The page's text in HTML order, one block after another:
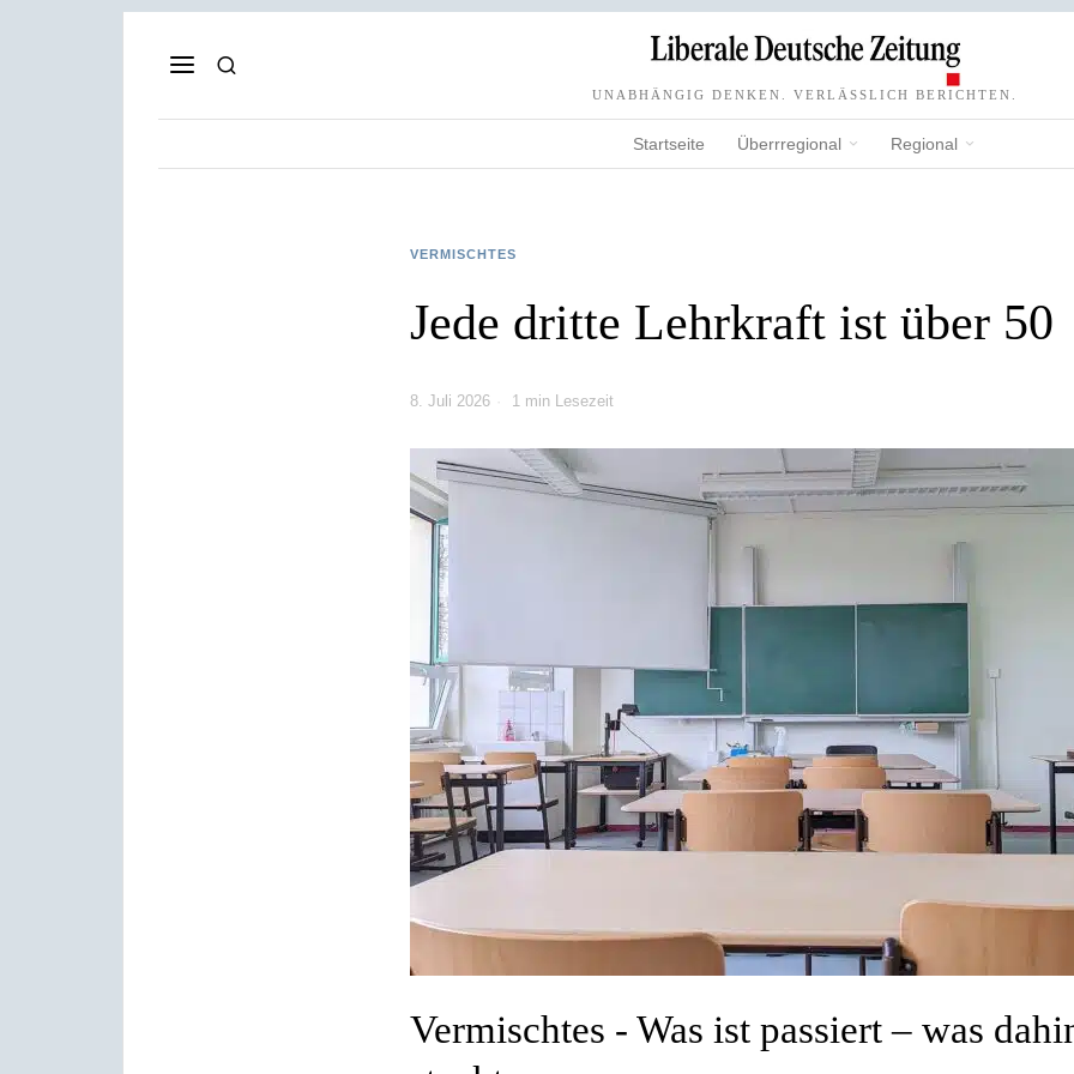
UNABHÄNGIG DENKEN. VERLÄSSLICH BERICHTEN.
Startseite Überrregional Regional
VERMISCHTES
Jede dritte Lehrkraft ist über 50
8. Juli 2026 1 min Lesezeit
Vermischtes - Was ist passiert – was